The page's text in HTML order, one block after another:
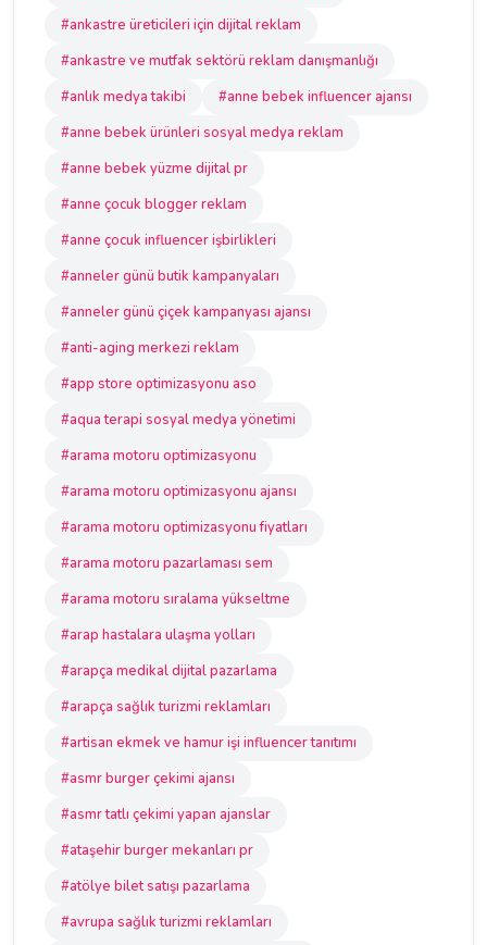
#ankastre üreticileri için dijital reklam
#ankastre ve mutfak sektörü reklam danışmanlığı
#anlık medya takibi
#anne bebek influencer ajansı
#anne bebek ürünleri sosyal medya reklam
#anne bebek yüzme dijital pr
#anne çocuk blogger reklam
#anne çocuk influencer işbirlikleri
#anneler günü butik kampanyaları
#anneler günü çiçek kampanyası ajansı
#anti-aging merkezi reklam
#app store optimizasyonu aso
#aqua terapi sosyal medya yönetimi
#arama motoru optimizasyonu
#arama motoru optimizasyonu ajansı
#arama motoru optimizasyonu fiyatları
#arama motoru pazarlaması sem
#arama motoru sıralama yükseltme
#arap hastalara ulaşma yolları
#arapça medikal dijital pazarlama
#arapça sağlık turizmi reklamları
#artisan ekmek ve hamur işi influencer tanıtımı
#asmr burger çekimi ajansı
#asmr tatlı çekimi yapan ajanslar
#ataşehir burger mekanları pr
#atölye bilet satışı pazarlama
#avrupa sağlık turizmi reklamları